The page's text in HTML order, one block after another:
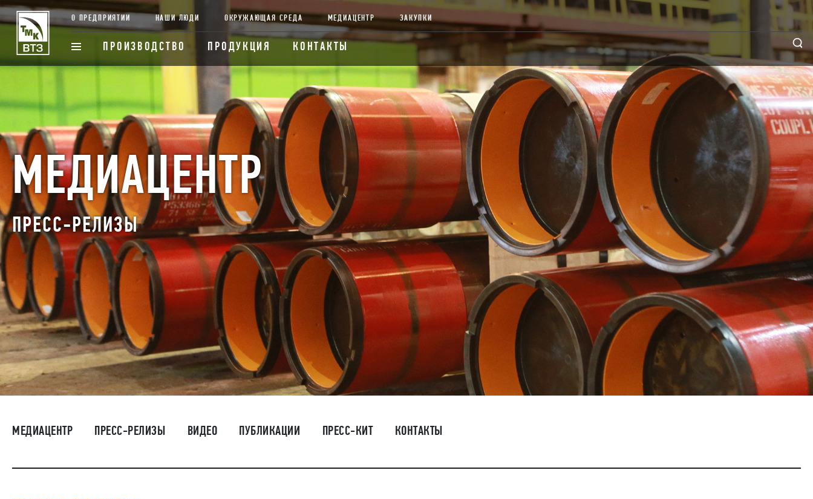
О ПРЕДПРИЯТИИ НАШИ ЛЮДИ ОКРУЖАЮЩАЯ СРЕДА МЕДИАЦЕНТР ЗАКУПКИ
ПРОИЗВОДСТВО ПРОДУКЦИЯ КОНТАКТЫ
МЕДИАЦЕНТР
ПРЕСС-РЕЛИЗЫ
МЕДИАЦЕНТР ПРЕСС-РЕЛИЗЫ ВИДЕО ПУБЛИКАЦИИ ПРЕСС-КИТ КОНТАКТЫ